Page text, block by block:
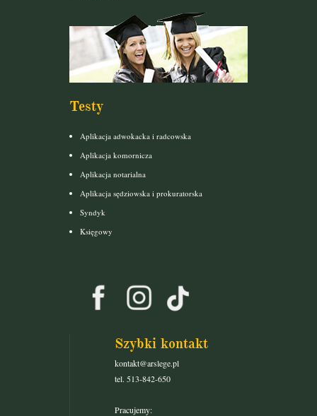
Testy
Aplikacja adwokacka i radcowska
Aplikacja komornicza
Aplikacja notarialna
Aplikacja sędziowska i prokuratorska
Syndyk
Księgowy
Szybki kontakt
kontakt@arslege.pl
tel. 513-842-650
Pracujemy: